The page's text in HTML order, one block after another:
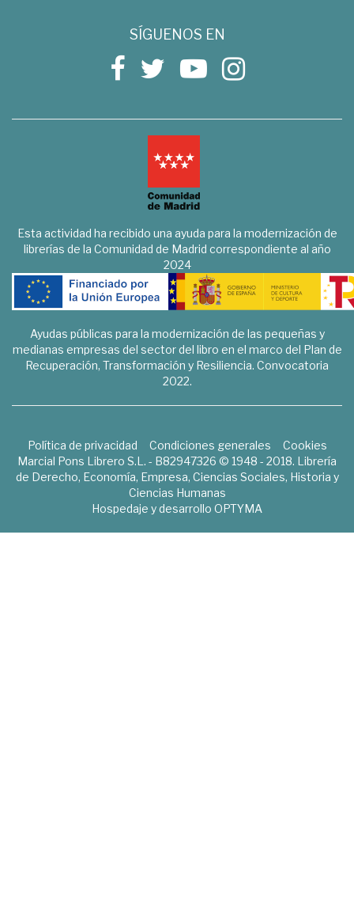
SÍGUENOS EN
Esta actividad ha recibido una ayuda para la modernización de
librerías de la Comunidad de Madrid correspondiente al año
2024
Ayudas públicas para la modernización de las pequeñas y
medianas empresas del sector del libro en el marco del Plan de
Recuperación, Transformación y Resiliencia. Convocatoria
2022.
Política de privacidad Condiciones generales
Cookies
Marcial Pons Librero S.L. - B82947326 © 1948 - 2018. Librería
de Derecho, Economía, Empresa, Ciencias Sociales, Historia y
Ciencias Humanas
Hospedaje y desarrollo OPTYMA